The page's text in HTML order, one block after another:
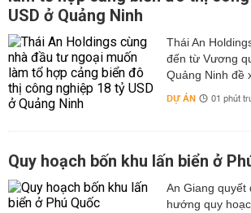
USD ở Quảng Ninh
Thái An
đến từ Vương
Quảng Ninh đề
DỰ ÁN 01 phút
Quy hoạch bốn khu lấn biển ở
An Giang quyết
hướng quy